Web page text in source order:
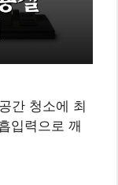
간 청소에 최
입력으로 깨